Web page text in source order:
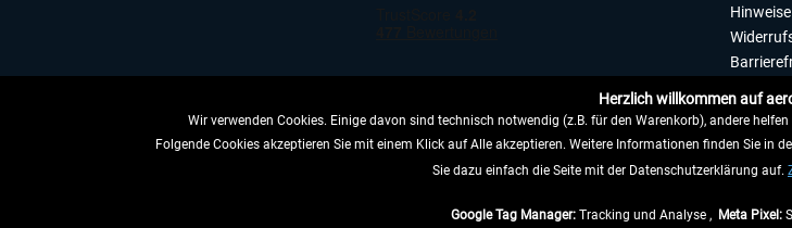
VERTRAG WIDERRUFEN
Herzlich willkommen auf
Wir verwenden Cookies. Einige davon sind technisch notwendig (z.B. für den Warenkorb), andere
Folgende Cookies akzeptieren Sie mit einem Klick auf Alle akzeptieren. Weitere Informationen finden Sie in
Sie dazu einfach die Seite mit der Datenschutzerklärung auf.
Google Tag Manager: Tracking und Analyse , Meta Pixel: